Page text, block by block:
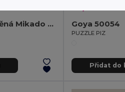
MINI MIKADO Dřevěná Mikado Sada v Elegantní Krabičce Goya 50054
PUZZLE PIZ
Přidat do